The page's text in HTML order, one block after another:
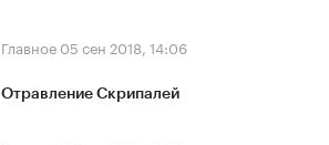
Главное 05 сен 2018, 14:06
Отравление Скрипалей